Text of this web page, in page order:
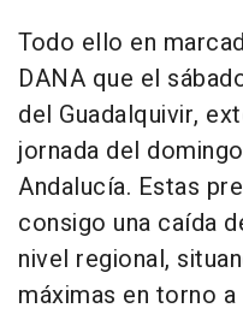
Todo ello en
DANA que el
del Guadalquivir,
jornada del
Andalucía. Estas
consigo una caída
nivel regional,
máximas en torno